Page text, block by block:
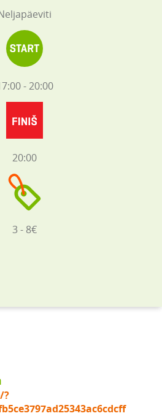
- 20:00
20:00
3 - 8€
?